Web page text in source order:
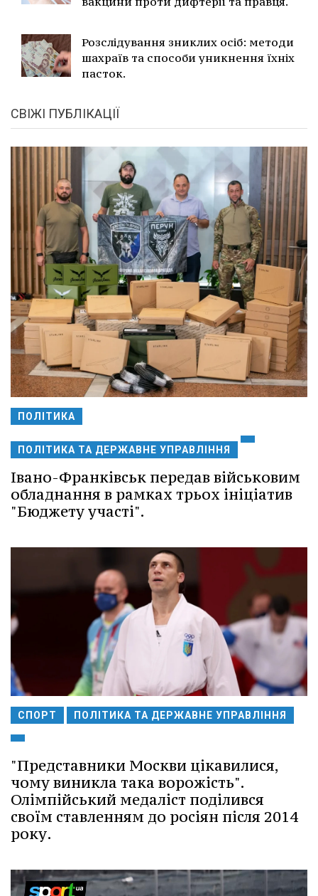
Розслідування зниклих осіб: методи
шахраїв та способи уникнення їхніх
пасток.
СВІЖІ ПУБЛІКАЦІЇ
ПОЛІТИКА
ПОЛІТИКА ТА ДЕРЖАВНЕ УПРАВЛІННЯ
Івано-Франківськ передав військовим
обладнання в рамках трьох ініціатив
"Бюджету участі".
СПОРТ ПОЛІТИКА ТА ДЕРЖАВНЕ УПРАВЛІННЯ
"Представники Москви цікавилися,
чому виникла така ворожість".
Олімпійський медаліст поділився
своїм ставленням до росіян після 2014
року.